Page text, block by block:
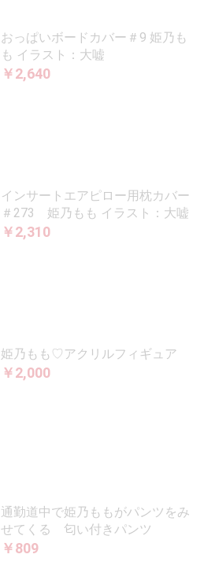
おっぱいボードカバー＃9 姫乃も
も イラスト：大嘘
￥2,640
インサートエアピロー用枕カバー
＃273 姫乃もも イラスト：大嘘
￥2,310
姫乃もも♡アクリルフィギュア
￥2,000
通勤道中で姫乃ももがパンツをみ
せてくる 匂い付きパンツ
￥809